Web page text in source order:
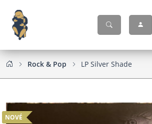
Rock & Pop LP Silver Shade
NOVÉ